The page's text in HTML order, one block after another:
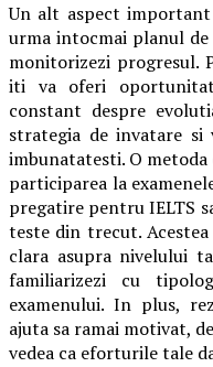
Un alt aspect
urma intocmai planul
monitorizezi progresul.
iti va oferi
constant despre
strategia de invatare si
imbunatatesti. O metoda
participarea la
pregatire pentru IELTS
teste din trecut.
clara asupra nivelului
familiarizezi cu
examenului. In plus,
ajuta sa ramai motivat,
vedea ca eforturile tale